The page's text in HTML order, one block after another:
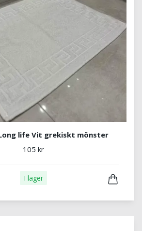
life Vit grekiskt mönster
105 kr
I lager